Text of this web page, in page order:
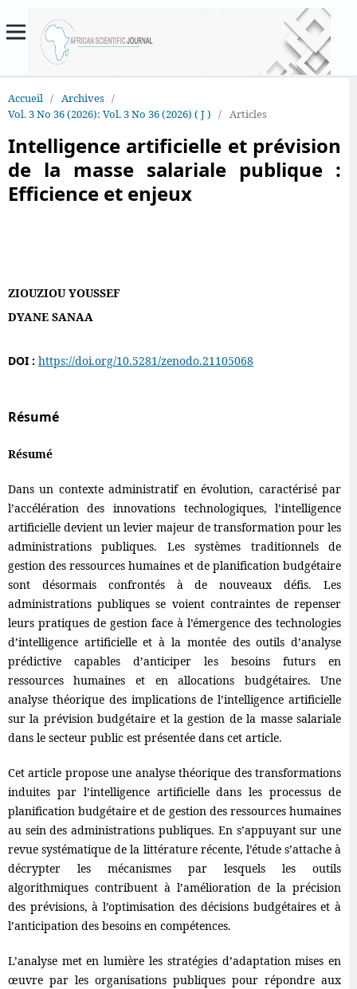
Accueil / Archives /
Vol. 3 No 36 (2026): Vol. 3 No 36 (2026) ( J ) / Articles
Intelligence artificielle et prévision
de la masse salariale publique :
Efficience et enjeux
ZIOUZIOU YOUSSEF
DYANE SANAA
DOI : https://doi.org/10.5281/zenodo.21105068
Résumé
Résumé
Dans un contexte administratif en évolution, caractérisé par
l’accélération des innovations technologiques, l’intelligence
artificielle devient un levier majeur de transformation pour les
administrations publiques. Les systèmes traditionnels de
gestion des ressources humaines et de planification budgétaire
sont désormais confrontés à de nouveaux défis. Les
administrations publiques se voient contraintes de repenser
leurs pratiques de gestion face à l’émergence des technologies
d’intelligence artificielle et à la montée des outils d’analyse
prédictive capables d’anticiper les besoins futurs en
ressources humaines et en allocations budgétaires. Une
analyse théorique des implications de l’intelligence artificielle
sur la prévision budgétaire et la gestion de la masse salariale
dans le secteur public est présentée dans cet article.
Cet article propose une analyse théorique des transformations
induites par l’intelligence artificielle dans les processus de
planification budgétaire et de gestion des ressources humaines
au sein des administrations publiques. En s’appuyant sur une
revue systématique de la littérature récente, l’étude s’attache à
décrypter les mécanismes par lesquels les outils
algorithmiques contribuent à l’amélioration de la précision
des prévisions, à l’optimisation des décisions budgétaires et à
l’anticipation des besoins en compétences.
L’analyse met en lumière les stratégies d’adaptation mises en
œuvre par les organisations publiques pour répondre aux